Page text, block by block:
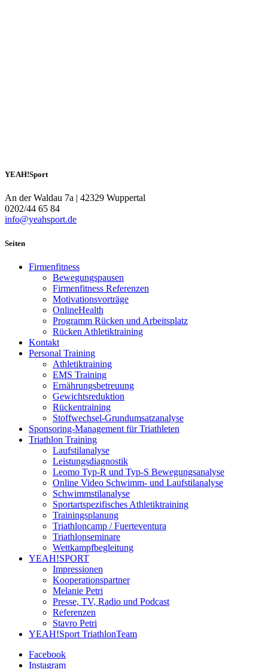
YEAH!Sport
An der Waldau 7a | 42329 Wuppertal
0202/44 65 84
info@yeahsport.de
Seiten
Firmenfitness
Bewegungspausen
Firmenfitness Referenzen
Motivationsvorträge
OnlineHealth
Programm Rücken und Arbeitsplatz
Rücken Athletiktraining
Kontakt
Personal Training
Athletiktraining
EMS Training
Ernährungsbetreuung
Gewichtsreduktion
Rückentraining
Stoffwechsel-Grundumsatzanalyse
Sponsoring-Management für Triathleten
Triathlon Training
Laufstilanalyse
Leistungsdiagnostik
Leomo Typ-R und Typ-S Bewegungsanalyse
Online Video Schwimm- und Laufstilanalyse
Schwimmstilanalyse
Sportartspezifisches Athletiktraining
Trainingsplanung
Triathloncamp / Fuerteventura
Triathlonseminare
Wettkampfbegleitung
YEAH!SPORT
Impressionen
Kooperationspartner
Melanie Petri
Presse, TV, Radio und Podcast
Referenzen
Stavro Petri
YEAH!Sport TriathlonTeam
Facebook
Instagram